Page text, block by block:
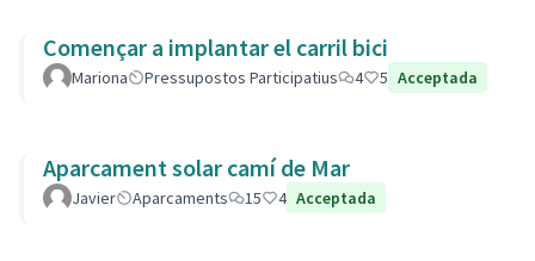
Començar a implantar el carril bici
Mariona Pressupostos Participatius 4 5 Acceptada
Aparcament solar camí de Mar
Javier Aparcaments 15 4 Acceptada